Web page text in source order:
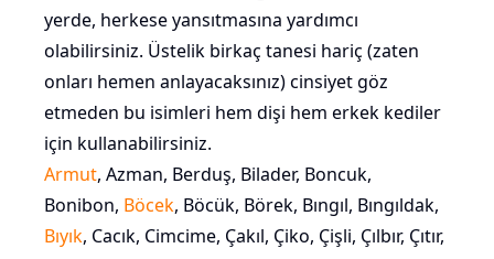
yerde, herkese yansıtmasına yardımcı
olabilirsiniz. Üstelik birkaç tanesi hariç (zaten
onları hemen anlayacaksınız) cinsiyet göz
etmeden bu isimleri hem dişi hem erkek kediler
için kullanabilirsiniz.
Armut, Azman, Berduş, Bilader, Boncuk,
Bonibon, Böcek, Böcük, Börek, Bıngıl, Bıngıldak,
Bıyık, Cacık, Cimcime, Çakıl, Çiko, Çişli, Çılbır, Çıtır,